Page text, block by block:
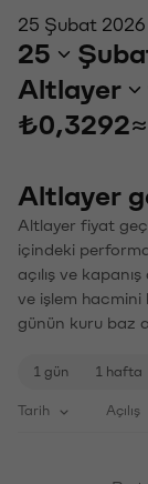
25 Şubat
25
Altlayer
₺0,3292≈
Altlayer
Altlayer fiyat
içindeki
açılış ve
ve işlem
günün kuru baz
1 gün 1 hafta
Tarih Açılış